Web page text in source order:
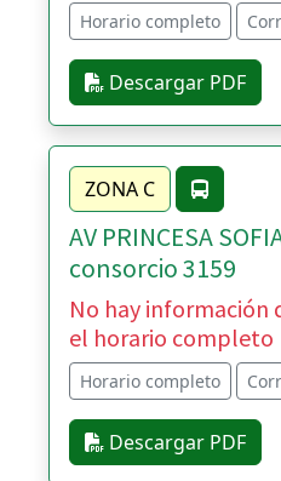
Horario completo
Descargar PDF
ZONA C
AV PRINCESA
consorcio 3159
No hay información
el horario completo
Horario completo
Descargar PDF